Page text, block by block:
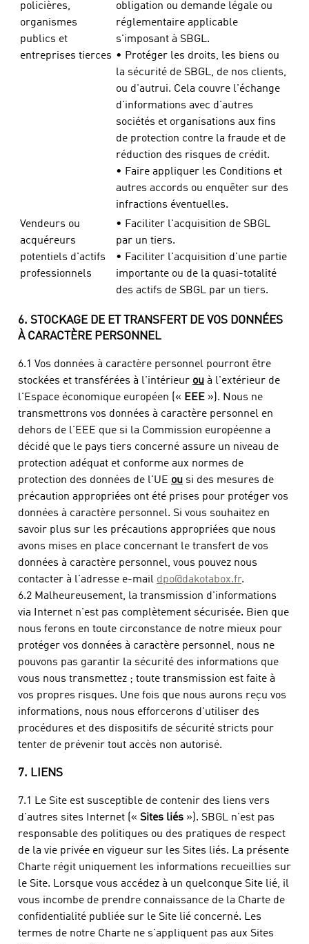
policières,
organismes
publics et
entreprises tierces
obligation ou demande légale ou
réglementaire applicable
s'imposant à SBGL.
• Protéger les droits, les biens ou
la sécurité de SBGL, de nos clients,
ou d'autrui. Cela couvre l'échange
d'informations avec d'autres
sociétés et organisations aux fins
de protection contre la fraude et de
réduction des risques de crédit.
• Faire appliquer les Conditions et
autres accords ou enquêter sur des
infractions éventuelles.
Vendeurs ou
acquéreurs
potentiels d'actifs
professionnels
• Faciliter l'acquisition de SBGL
par un tiers.
• Faciliter l'acquisition d'une partie
importante ou de la quasi-totalité
des actifs de SBGL par un tiers.
6. STOCKAGE DE ET TRANSFERT DE VOS DONNÉES
À CARACTÈRE PERSONNEL
6.1 Vos données à caractère personnel pourront être
stockées et transférées à l'intérieur ou à l'extérieur de
l'Espace économique européen (« EEE »). Nous ne
transmettrons vos données à caractère personnel en
dehors de l'EEE que si la Commission européenne a
décidé que le pays tiers concerné assure un niveau de
protection adéquat et conforme aux normes de
protection des données de l'UE ou si des mesures de
précaution appropriées ont été prises pour protéger vos
données à caractère personnel. Si vous souhaitez en
savoir plus sur les précautions appropriées que nous
avons mises en place concernant le transfert de vos
données à caractère personnel, vous pouvez nous
contacter à l'adresse e-mail dpo@dakotabox.fr.
6.2 Malheureusement, la transmission d'informations
via Internet n'est pas complètement sécurisée. Bien que
nous ferons en toute circonstance de notre mieux pour
protéger vos données à caractère personnel, nous ne
pouvons pas garantir la sécurité des informations que
vous nous transmettez ; toute transmission est faite à
vos propres risques. Une fois que nous aurons reçu vos
informations, nous nous efforcerons d'utiliser des
procédures et des dispositifs de sécurité stricts pour
tenter de prévenir tout accès non autorisé.
7. LIENS
7.1 Le Site est susceptible de contenir des liens vers
d'autres sites Internet (« Sites liés »). SBGL n'est pas
responsable des politiques ou des pratiques de respect
de la vie privée en vigueur sur les Sites liés. La présente
Charte régit uniquement les informations recueillies sur
le Site. Lorsque vous accédez à un quelconque Site lié, il
vous incombe de prendre connaissance de la Charte de
confidentialité publiée sur le Site lié concerné. Les
termes de notre Charte ne s'appliquent pas aux Sites